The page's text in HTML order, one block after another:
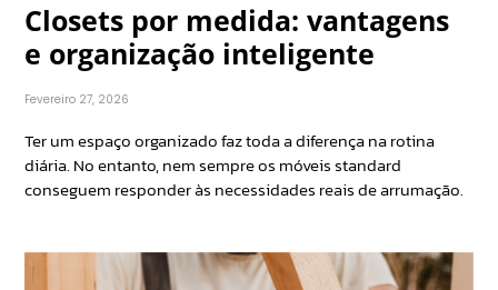
Closets por medida: vantagens
e organização inteligente
Fevereiro 27, 2026
Ter um espaço organizado faz toda a diferença na rotina
diária. No entanto, nem sempre os móveis standard
conseguem responder às necessidades reais de arrumação.